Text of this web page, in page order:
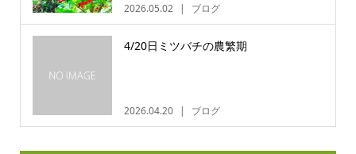
2026.05.02 ブログ
4/20日ミツバチの農繁期
2026.04.20 ブログ